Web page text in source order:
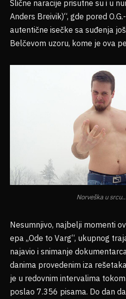
Slične naracije prisutne su i u
Anders Breivik)“, gde pored
autentične isečke sa suđenja
Belčevom uzoru, kome je ova
Norveška u
Nesumnjivo, najbelji momenti
epa „Ode to Varg“, ukupnog
najavio i snimanje
danima provedenim iza
je u redovnim intervalima
poslao 7.356 pisama. Do dan